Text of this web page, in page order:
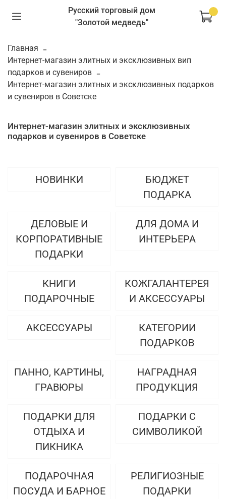
Русский торговый дом
"Золотой медведь"
Главная
Интернет-магазин элитных и эксклюзивных вип
подарков и сувениров
Интернет-магазин элитных и эксклюзивных подарков
и сувениров в Советске
Интернет-магазин элитных и эксклюзивных
подарков и сувениров в Советске
НОВИНКИ
БЮДЖЕТ
ПОДАРКА
ДЕЛОВЫЕ И
КОРПОРАТИВНЫЕ
ПОДАРКИ
ДЛЯ ДОМА И
ИНТЕРЬЕРА
КНИГИ
ПОДАРОЧНЫЕ
КОЖГАЛАНТЕРЕЯ
И АКСЕССУАРЫ
АКСЕССУАРЫ
КАТЕГОРИИ
ПОДАРКОВ
ПАННО, КАРТИНЫ,
ГРАВЮРЫ
НАГРАДНАЯ
ПРОДУКЦИЯ
ПОДАРКИ ДЛЯ
ОТДЫХА И
ПИКНИКА
ПОДАРКИ С
СИМВОЛИКОЙ
ПОДАРОЧНАЯ
ПОСУДА И БАРНОЕ
РЕЛИГИОЗНЫЕ
ПОДАРКИ